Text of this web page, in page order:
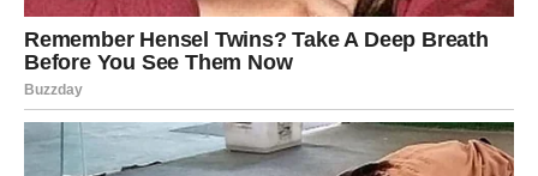
Obećala je da će pronaći stabilnost i balans.
To povlačenje pomoglo joj je da redefinira svoje
ciljeve.
Danas, u svojim tridesetima, Frances gleda na život s više